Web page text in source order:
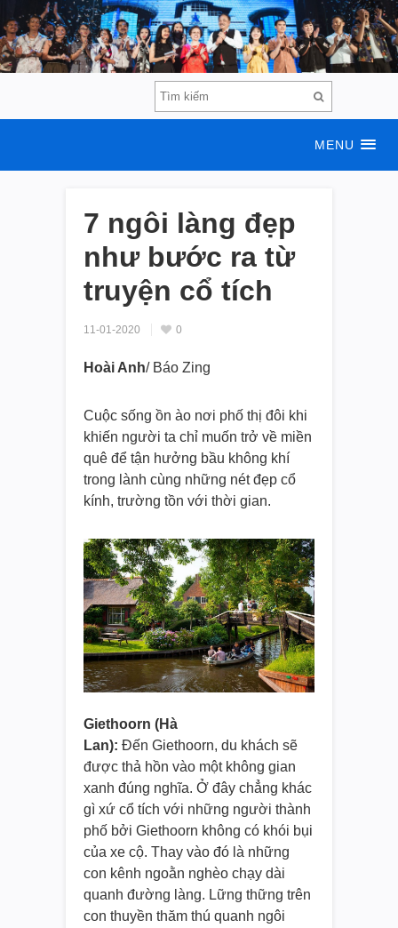
MENU
7 ngôi làng đẹp
như bước ra từ
truyện cổ tích
11-01-2020 0
Hoài Anh/ Báo Zing
Cuộc sống ồn ào nơi phố thị đôi khi
khiến người ta chỉ muốn trở về miền
quê để tận hưởng bầu không khí
trong lành cùng những nét đẹp cổ
kính, trường tồn với thời gian.
Giethoorn (Hà
Lan): Đến Giethoorn, du khách sẽ
được thả hồn vào một không gian
xanh đúng nghĩa. Ở đây chẳng khác
gì xứ cổ tích với những người thành
phố bởi Giethoorn không có khói bụi
của xe cộ. Thay vào đó là những
con kênh ngoằn nghèo chạy dài
quanh đường làng. Lững thững trên
con thuyền thăm thú quanh ngôi